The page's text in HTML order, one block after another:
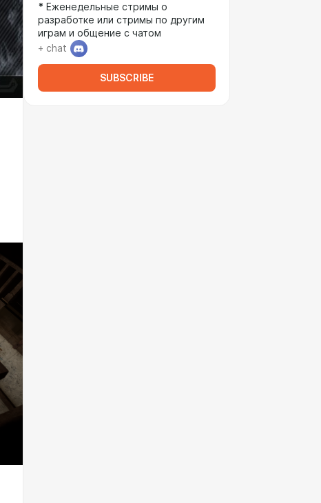
* Еженедельные стримы о
разработке или стримы по другим
играм и общение с чатом
+ chat
SUBSCRIBE